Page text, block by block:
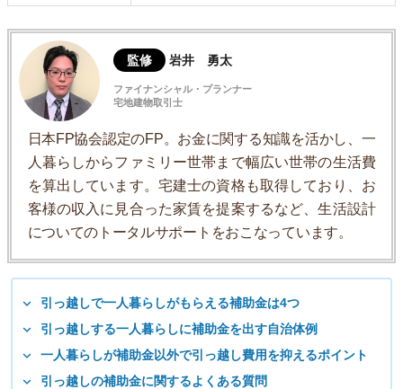
監修 岩井 勇太
ファイナンシャル・プランナー
宅地建物取引士
日本FP協会認定のFP。お金に関する知識を活かし、一
人暮らしからファミリー世帯まで幅広い世帯の生活費
を算出しています。宅建士の資格も取得しており、お
客様の収入に見合った家賃を提案するなど、生活設計
についてのトータルサポートをおこなっています。
引っ越しで一人暮らしがもらえる補助金は4つ
引っ越しする一人暮らしに補助金を出す自治体例
一人暮らしが補助金以外で引っ越し費用を抑えるポイント
引っ越しの補助金に関するよくある質問